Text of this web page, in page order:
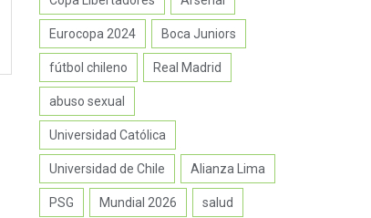
Eurocopa 2024 Boca Juniors
fútbol chileno Real Madrid
abuso sexual
Universidad Católica
Universidad de Chile Alianza Lima
PSG Mundial 2026 salud